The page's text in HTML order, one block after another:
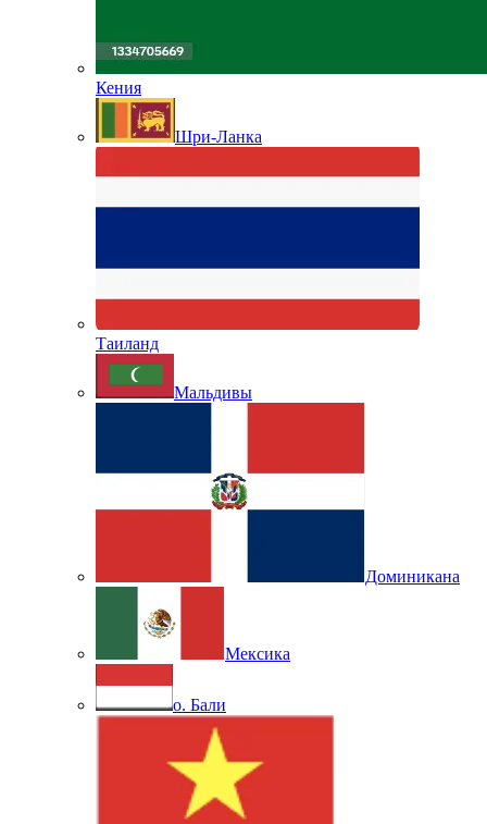
Кения
Шри-Ланка
Таиланд
Мальдивы
Доминикана
Мексика
о. Бали